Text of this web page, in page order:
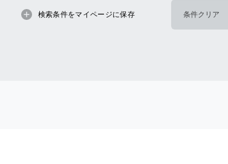
検索条件をマイページに保存